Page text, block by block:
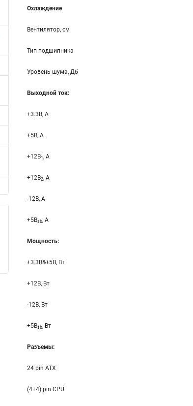
Охлаждение
Вентилятор, см
Тип подшипника
Уровень шума, Дб
Выходной ток:
+3.3B, А
+5B, А
+12B1 , A
+12B2, A
-12B, A
+5Bsb, A
Мощность:
+3.3B&+5B, Вт
+12B, Вт
-12B, Вт
+5Bsb, Вт
Разъемы:
24 pin ATX
(4+4) pin CPU